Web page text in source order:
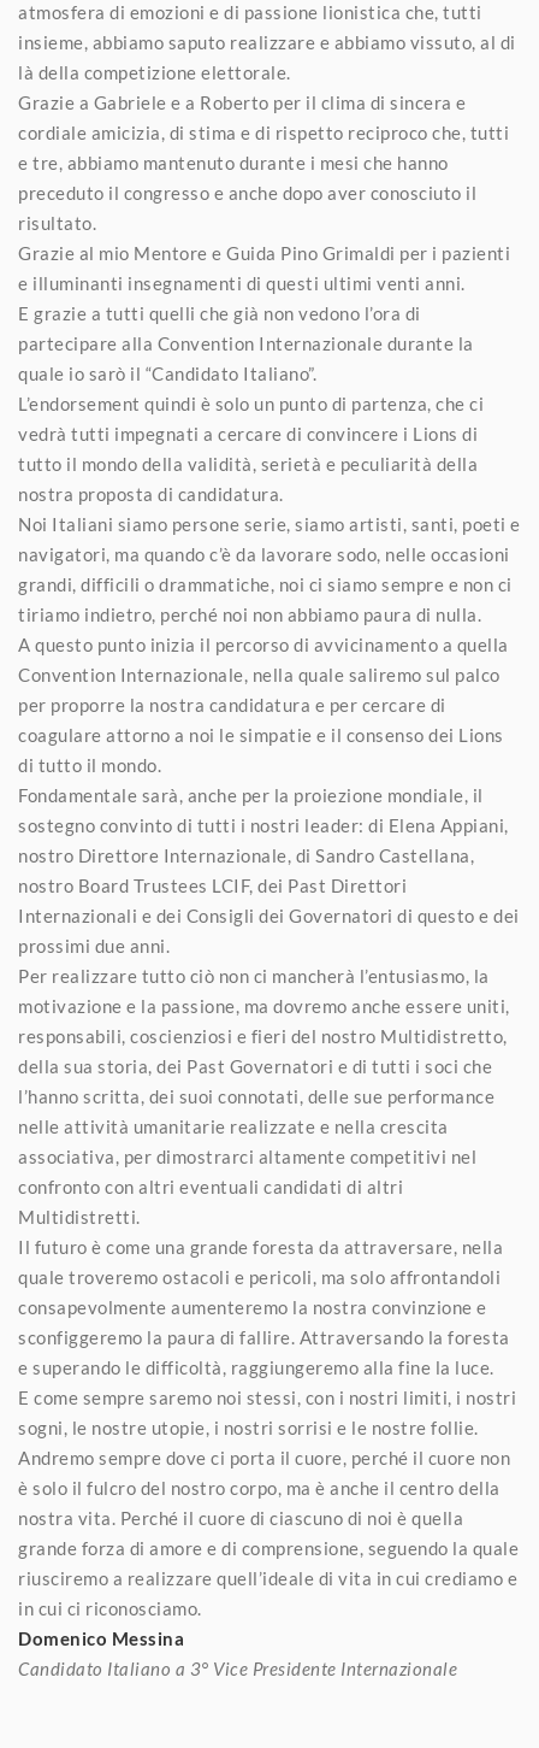
atmosfera di emozioni e di passione lionistica che, tutti
insieme, abbiamo saputo realizzare e abbiamo vissuto, al di
là della competizione elettorale.
Grazie a Gabriele e a Roberto per il clima di sincera e
cordiale amicizia, di stima e di rispetto reciproco che, tutti
e tre, abbiamo mantenuto durante i mesi che hanno
preceduto il congresso e anche dopo aver conosciuto il
risultato.
Grazie al mio Mentore e Guida Pino Grimaldi per i pazienti
e illuminanti insegnamenti di questi ultimi venti anni.
E grazie a tutti quelli che già non vedono l’ora di
partecipare alla Convention Internazionale durante la
quale io sarò il “Candidato Italiano”.
L’endorsement quindi è solo un punto di partenza, che ci
vedrà tutti impegnati a cercare di convincere i Lions di
tutto il mondo della validità, serietà e peculiarità della
nostra proposta di candidatura.
Noi Italiani siamo persone serie, siamo artisti, santi, poeti e
navigatori, ma quando c’è da lavorare sodo, nelle occasioni
grandi, difficili o drammatiche, noi ci siamo sempre e non ci
tiriamo indietro, perché noi non abbiamo paura di nulla.
A questo punto inizia il percorso di avvicinamento a quella
Convention Internazionale, nella quale saliremo sul palco
per proporre la nostra candidatura e per cercare di
coagulare attorno a noi le simpatie e il consenso dei Lions
di tutto il mondo.
Fondamentale sarà, anche per la proiezione mondiale, il
sostegno convinto di tutti i nostri leader: di Elena Appiani,
nostro Direttore Internazionale, di Sandro Castellana,
nostro Board Trustees LCIF, dei Past Direttori
Internazionali e dei Consigli dei Governatori di questo e dei
prossimi due anni.
Per realizzare tutto ciò non ci mancherà l’entusiasmo, la
motivazione e la passione, ma dovremo anche essere uniti,
responsabili, coscienziosi e fieri del nostro Multidistretto,
della sua storia, dei Past Governatori e di tutti i soci che
l’hanno scritta, dei suoi connotati, delle sue performance
nelle attività umanitarie realizzate e nella crescita
associativa, per dimostrarci altamente competitivi nel
confronto con altri eventuali candidati di altri
Multidistretti.
Il futuro è come una grande foresta da attraversare, nella
quale troveremo ostacoli e pericoli, ma solo affrontandoli
consapevolmente aumenteremo la nostra convinzione e
sconfiggeremo la paura di fallire. Attraversando la foresta
e superando le difficoltà, raggiungeremo alla fine la luce.
E come sempre saremo noi stessi, con i nostri limiti, i nostri
sogni, le nostre utopie, i nostri sorrisi e le nostre follie.
Andremo sempre dove ci porta il cuore, perché il cuore non
è solo il fulcro del nostro corpo, ma è anche il centro della
nostra vita. Perché il cuore di ciascuno di noi è quella
grande forza di amore e di comprensione, seguendo la quale
riusciremo a realizzare quell’ideale di vita in cui crediamo e
in cui ci riconosciamo.
Domenico Messina
Candidato Italiano a 3° Vice Presidente Internazionale